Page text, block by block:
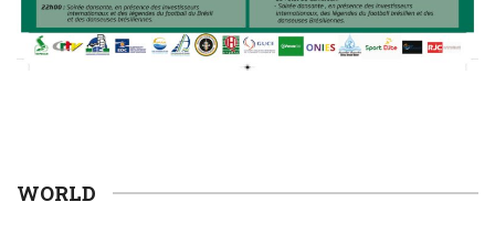
WORLD